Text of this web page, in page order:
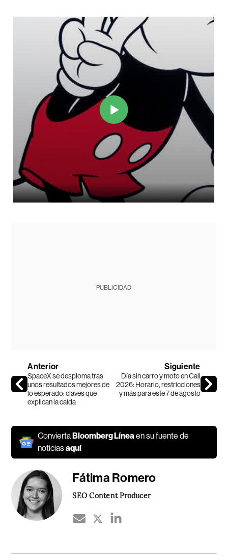
PUBLICIDAD
Anterior
SpaceX se desploma tras
unos resultados mejores de
lo esperado: claves que
explican la caída
Siguiente
Día sin carro y moto en Cali
2026: Horario, restricciones
y más para este 7 de agosto
ConviertaBloomberg Líneaen su fuente de
noticiasaquí
Fátima Romero
SEO Content Producer